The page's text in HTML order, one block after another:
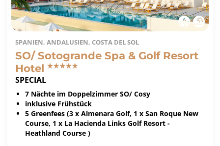
SPANIEN, ANDALUSIEN, COSTA DEL SOL
SO/ Sotogrande Spa & Golf Resort
Hotel
SPECIAL
7 Nächte im Doppelzimmer SO/ Cosy
inklusive Frühstück
5 Greenfees (3 x Almenara Golf, 1 x San Roque New
Course, 1 x La Hacienda Links Golf Resort -
Heathland Course )